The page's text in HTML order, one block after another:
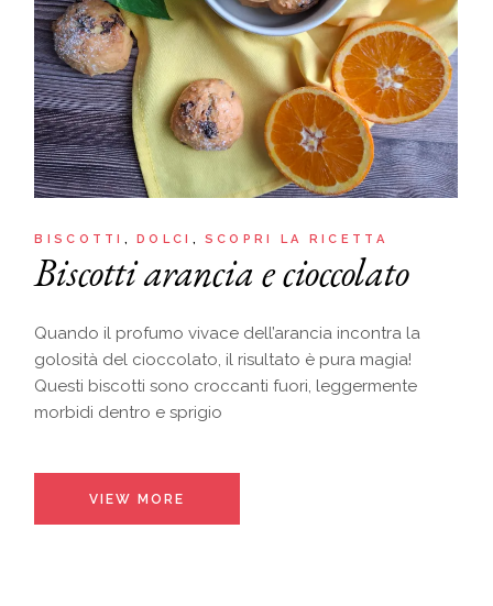
BISCOTTI DOLCI SCOPRI LA RICETTA
Biscotti arancia e cioccolato
Quando il profumo vivace dell’arancia incontra la
golosità del cioccolato, il risultato è pura magia!
Questi biscotti sono croccanti fuori, leggermente
morbidi dentro e sprigio
VIEW MORE